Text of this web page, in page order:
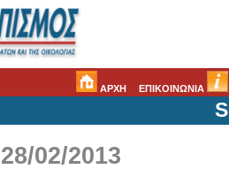
ΑΡΧΗ ΕΠΙΚΟΙΝΩΝΙΑ
28/02/2013